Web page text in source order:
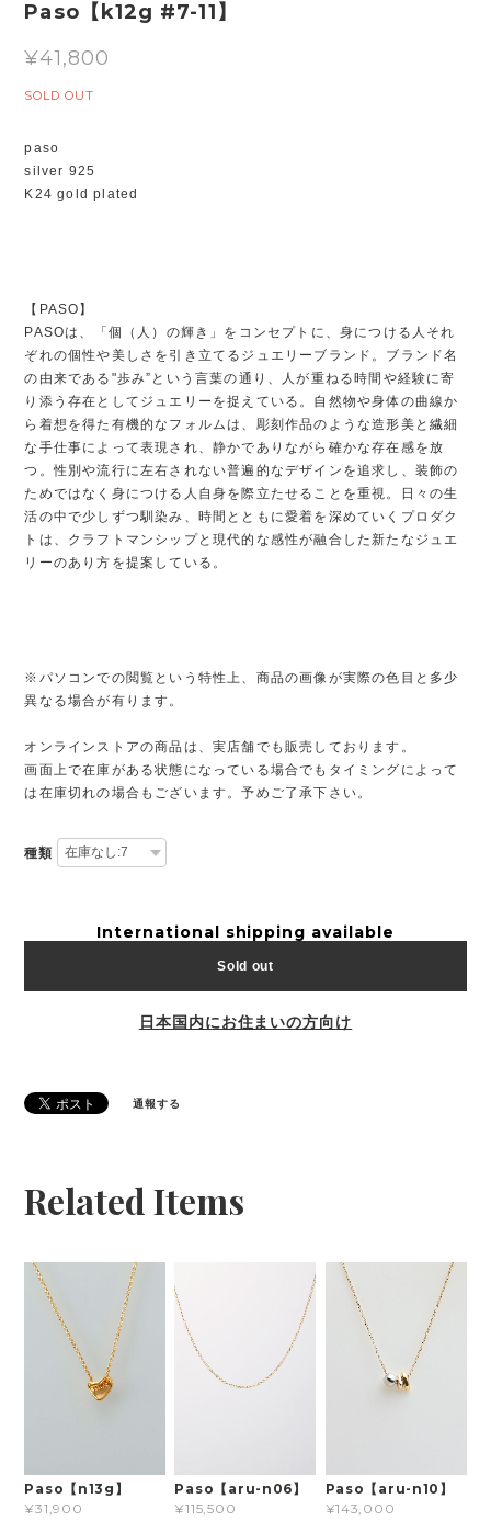
Paso【k12g #7-11】
¥41,800
SOLD OUT
paso
silver 925
K24 gold plated
【PASO】
PASOは、「個（人）の輝き」をコンセプトに、身につける人それ
ぞれの個性や美しさを引き立てるジュエリーブランド。ブランド名
の由来である"歩み”という言葉の通り、人が重ねる時間や経験に寄
り添う存在としてジュエリーを捉えている。自然物や身体の曲線か
ら着想を得た有機的なフォルムは、彫刻作品のような造形美と繊細
な手仕事によって表現され、静かでありながら確かな存在感を放
つ。性別や流行に左右されない普遍的なデザインを追求し、装飾の
ためではなく身につける人自身を際立たせることを重視。日々の生
活の中で少しずつ馴染み、時間とともに愛着を深めていくプロダク
トは、クラフトマンシップと現代的な感性が融合した新たなジュエ
リーのあり方を提案している。
※パソコンでの閲覧という特性上、商品の画像が実際の色目と多少
異なる場合が有ります。
オンラインストアの商品は、実店舗でも販売しております。
画面上で在庫がある状態になっている場合でもタイミングによって
は在庫切れの場合もございます。予めご了承下さい。
種類
International shipping available
Sold out
日本国内にお住まいの方向け
通報する
Related Items
Paso【n13g】
¥31,900
Paso【aru-n06】
¥115,500
Paso【aru-n10】
¥143,000